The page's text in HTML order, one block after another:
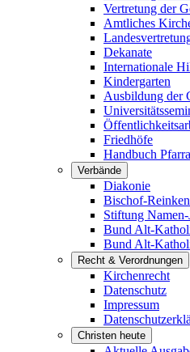
Vertretung der
Amtliches
Dekanate
Internationale
Kindergarten
Ausbildung der
Friedhöfe
Handbuch
Verbände
Diakonie
Bischof-
Stiftung
Bund Alt-
Bund Alt-
Recht & Verordnungen
Kirchenrecht
Datenschutz
Impressum
Christen heute